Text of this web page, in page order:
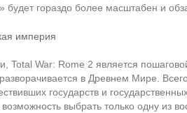
будет гораздо более масштабен и
Total War: Rome 2 является
в Древнем Мире.
государств и
выбрать только одну из